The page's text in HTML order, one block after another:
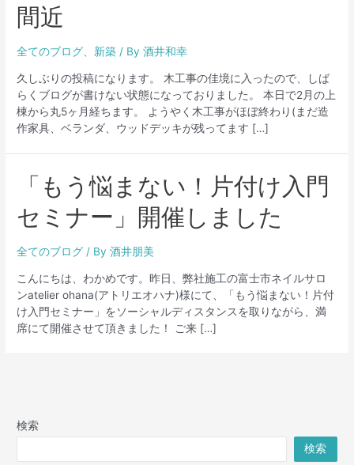
間近
全てのブログ、 新築 / By酒井和幸
久しぶりの投稿になります。 木工事の佳境に入ったので、しば
らくブログが書けない状態になっておりました。 本日で2月の上
棟から丸5ヶ月経ちます。 ようやく木工事がほぼ終わり(まだ造
作家具、ベランダ、ウッドデッキが残ってます […]
「もう悩まない！片付け入門
セミナー」開催しました
全てのブログ / By酒井朋美
こんにちは、わかめです。昨日、弊社施工の富士市ネイルサロ
ンatelier ohana(アトリエオハナ)様にて、「もう悩まない！片付
け入門セミナー」をソーシャルディスタンスを取りながら、満
席にて開催させて頂きました！ ご来 […]
検索
検索